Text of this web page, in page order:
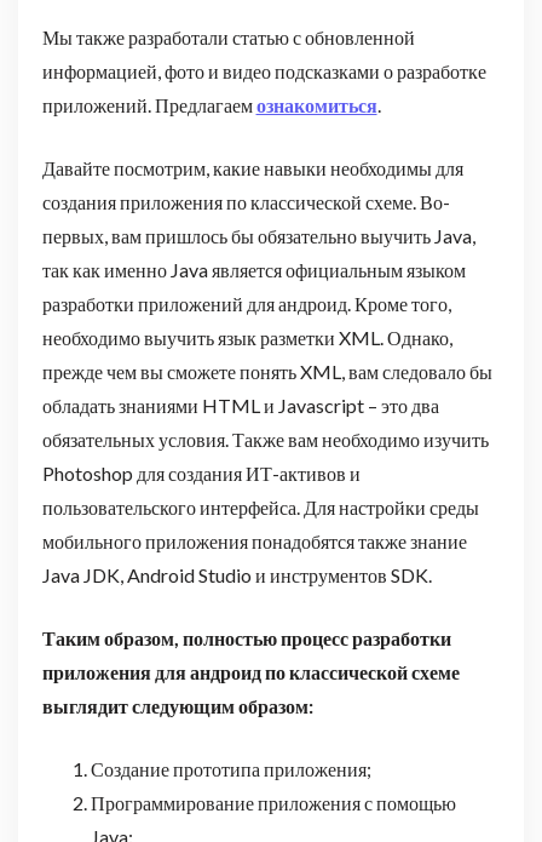
Мы также разработали статью с обновленной
информацией, фото и видео подсказками о разработке
приложений. Предлагаемознакомиться.
Давайте посмотрим, какие навыки необходимы для
создания приложения по классической схеме. Во-
первых, вам пришлось бы обязательно выучить Java,
так как именно Java является официальным языком
разработки приложений для андроид. Кроме того,
необходимо выучить язык разметки XML. Однако,
прежде чем вы сможете понять XML, вам следовало бы
обладать знаниями HTML и Javascript – это два
обязательных условия. Также вам необходимо изучить
Photoshop для создания ИТ-активов и
пользовательского интерфейса. Для настройки среды
мобильного приложения понадобятся также знание
Java JDK, Android Studio и инструментов SDK.
Таким образом, полностью процесс разработки
приложения для андроид по классической схеме
выглядит следующим образом:
Создание прототипа приложения;
Программирование приложения с помощью
Java;